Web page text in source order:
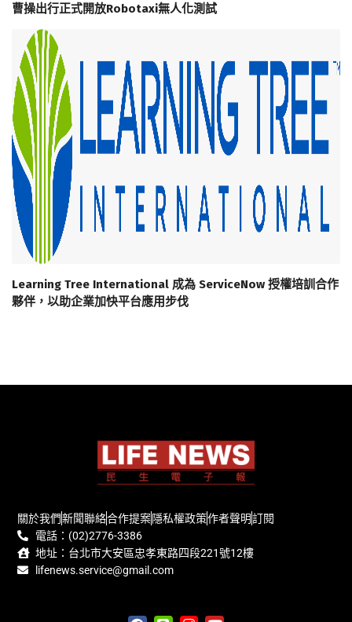
曹操出行正式開放Robotaxi無人化測試
Learning Tree International 成為 ServiceNow 授權培訓合作
夥伴，以助企業加快平台應用步伐
關於我們新聞聯絡合作提案隱私權政策作者聲明訂閱
電話：(02)2776-3386
地址：台北市大安區忠孝東路四段221號12樓
lifenews.service@gmail.com